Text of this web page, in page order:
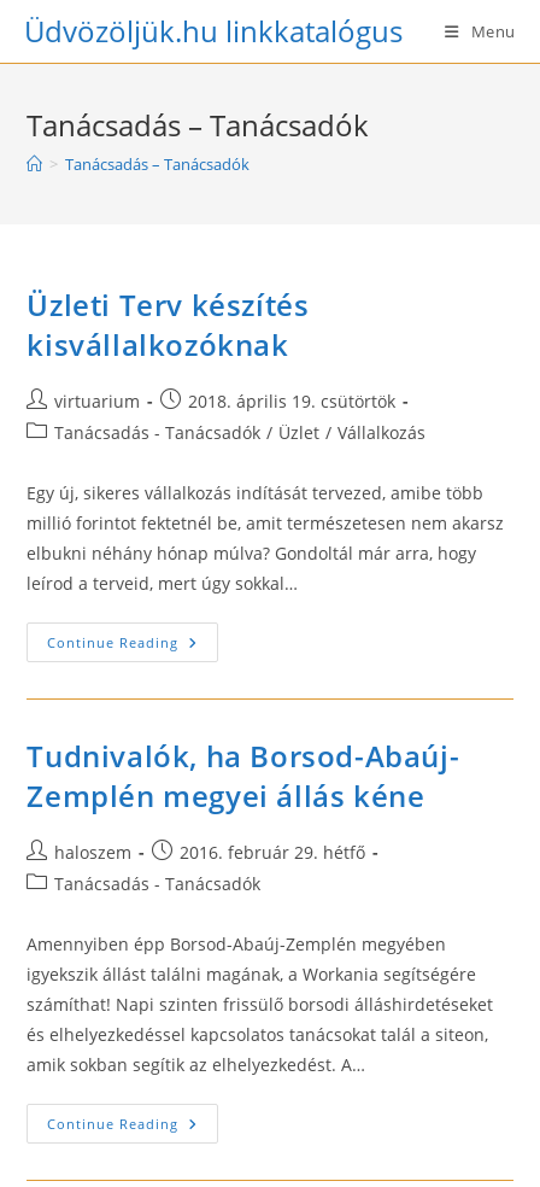
SkipÜdvözöljük.hu linkkatalógus Menu
Tanácsadás – Tanácsadók
> Tanácsadás – Tanácsadók
Üzleti Terv készítés
kisvállalkozóknak
Post
author:
virtuarium
Post
published:
2018. április 19. csütörtök
PostTanácsadás - Tanácsadók / Üzlet / Vállalkozás
Egy új, sikeres vállalkozás indítását tervezed, amibe több
millió forintot fektetnél be, amit természetesen nem akarsz
elbukni néhány hónap múlva? Gondoltál már arra, hogy
leírod a terveid, mert úgy sokkal…
Continue Reading Üzleti
Terv
Kisvállalkozóknak
Tudnivalók, ha Borsod-Abaúj-
Zemplén megyei állás kéne
Post
author:
haloszem
Post
published:
2016. február 29. hétfő
PostTanácsadás - Tanácsadók
Amennyiben épp Borsod-Abaúj-Zemplén megyében
igyekszik állást találni magának, a Workania segítségére
számíthat! Napi szinten frissülő borsodi álláshirdetéseket
és elhelyezkedéssel kapcsolatos tanácsokat talál a siteon,
amik sokban segítik az elhelyezkedést. A…
Continue Reading Tudnivalók,
Ha
Abaúj-